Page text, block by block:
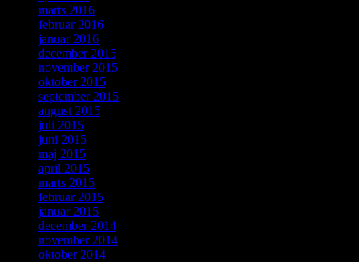
marts 2016
februar 2016
januar 2016
december 2015
november 2015
oktober 2015
september 2015
august 2015
juli 2015
juni 2015
maj 2015
april 2015
marts 2015
februar 2015
januar 2015
december 2014
november 2014
oktober 2014